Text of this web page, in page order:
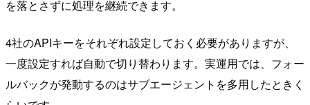
を落とさずに処理を継続できます。
4社のAPIキーをそれぞれ設定しておく必要がありますが、
一度設定すれば自動で切り替わります。実運用では、フォー
ルバックが発動するのはサブエージェントを多用したときく